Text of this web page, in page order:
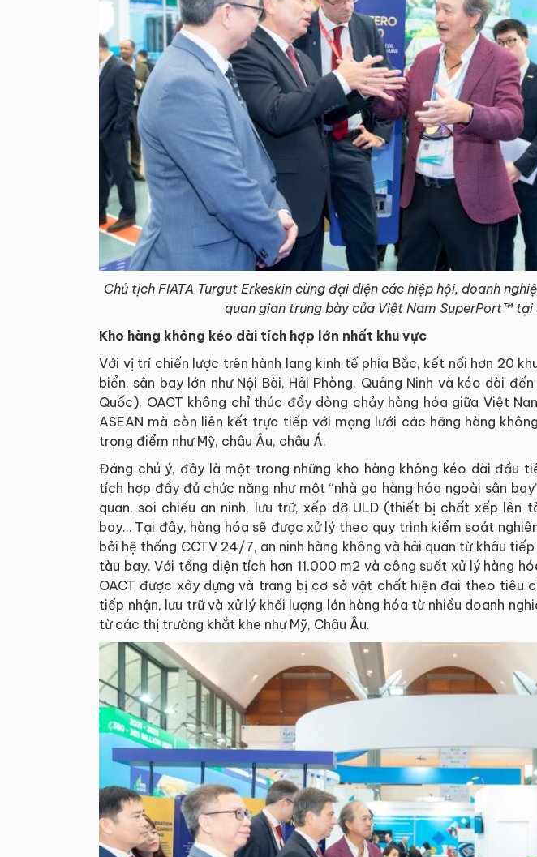
Chủ tịch FIATA Turgut Erkeskin cùng đại diện các hiệp hội, doanh
quan gian trưng bày của Việt Nam SuperPort™ tại
Kho hàng không kéo dài tích hợp lớn nhất khu vực
Với vị trí chiến lược trên hành lang kinh tế phía Bắc, kết nối hơn 20
biển, sân bay lớn như Nội Bài, Hải Phòng, Quảng Ninh và kéo dài
Quốc), OACT không chỉ thúc đẩy dòng chảy hàng hóa giữa Việt
ASEAN mà còn liên kết trực tiếp với mạng lưới các hãng hàng
trọng điểm như Mỹ, châu Âu, châu Á.
Đáng chú ý, đây là một trong những kho hàng không kéo dài đầu
tích hợp đầy đủ chức năng như một “nhà ga hàng hóa ngoài sân
quan, soi chiếu an ninh, lưu trữ, xếp dỡ ULD (thiết bị chất xếp lên
bay… Tại đây, hàng hóa sẽ được xử lý theo quy trình kiểm soát
bởi hệ thống CCTV 24/7, an ninh hàng không và hải quan từ khâu
tàu bay. Với tổng diện tích hơn 11.000 m2 và công suất xử lý hàng
OACT được xây dựng và trang bị cơ sở vật chất hiện đai theo tiêu
tiếp nhận, lưu trữ và xử lý khối lượng lớn hàng hóa từ nhiều doanh
từ các thị trường khắt khe như Mỹ, Châu Âu.